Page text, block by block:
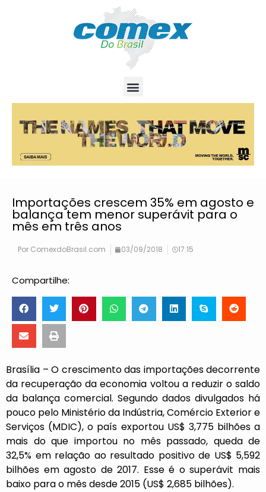
Importações crescem 35% em agosto e
balança tem menor superávit para o
mês em três anos
Por ComexdoBrasil.com 03/09/2018 17:15
Compartilhe:
Brasília – O crescimento das importações decorrente
da recuperação da economia voltou a reduzir o saldo
da balança comercial. Segundo dados divulgados há
pouco pelo Ministério da Indústria, Comércio Exterior e
Serviços (MDIC), o país exportou US$ 3,775 bilhões a
mais do que importou no mês passado, queda de
32,5% em relação ao resultado positivo de US$ 5,592
bilhões em agosto de 2017. Esse é o superávit mais
baixo para o mês desde 2015 (US$ 2,685 bilhões).